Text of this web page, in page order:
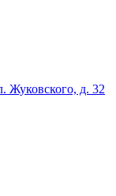
Жуковского, д. 32